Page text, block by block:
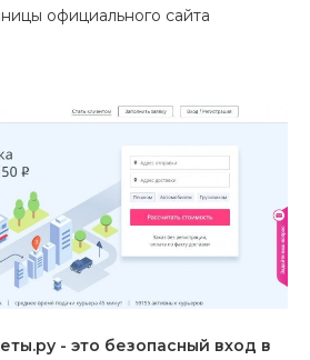
официального сайта
- это безопасный вход в